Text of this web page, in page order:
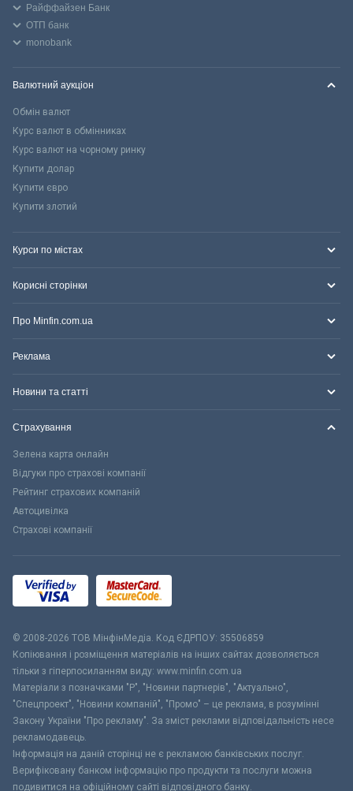
Райффайзен Банк
ОТП банк
monobank
Валютний аукціон
Обмін валют
Курс валют в обмінниках
Курс валют на чорному ринку
Купити долар
Купити євро
Купити злотий
Курси по містах
Корисні сторінки
Про Minfin.com.ua
Реклама
Новини та статті
Страхування
Зелена карта онлайн
Відгуки про страхові компанії
Рейтинг страхових компаній
Автоцивілка
Страхові компанії
© 2008-2026 ТОВ МiнфiнМедiа. Код ЄДРПОУ: 35506859
Копіювання і розміщення матеріалів на інших сайтах дозволяється
тільки з гіперпосиланням виду: www.minfin.com.ua
Матеріали з позначками "Р", "Новини партнерів", "Актуально",
"Спецпроект", "Новини компаній", "Промо" – це реклама, в розумінні
Закону України "Про рекламу". За зміст реклами відповідальність несе
рекламодавець.
Інформація на даній сторінці не є рекламою банківських послуг.
Верифіковану банком інформацію про продукти та послуги можна
подивитися на офіційному сайті відповідного банку.